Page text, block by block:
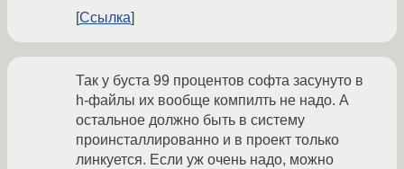
Ссылка
Так у буста 99 процентов софта засунуто в
h-файлы их вообще компилть не надо. А
остальное должно быть в систему
проинсталлированно и в проект только
линкуется. Если уж очень надо, можно